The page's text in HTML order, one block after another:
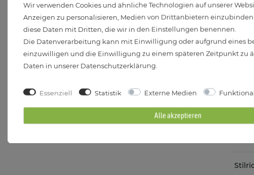
Schablone zum Herunterladen
Die Schablone hilft Ihnen bei der Installation des
Einbauspots QF-2. Einfach herunterladen, ausdrucken,
ausschneiden und loslegen.
Wir verwenden Cookies und ähnliche Technologien auf unserer
Anzeigen zu personalisieren, Medien von Drittanbietern
diese Daten mit Dritten, die wir in den Einstellungen benennen.
Die Datenverarbeitung kann mit Einwilligung oder aufgrund eines
einzuwilligen und die Einwilligung zu einem späteren Zeitpunkt zu
Daten in unserer Daten­schutz­erklärung
Essenziell Statistik Externe Medien
Alle akzeptieren